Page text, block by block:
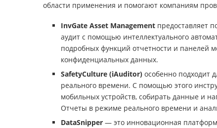
области применения и помогают компаниям
InvGate Asset Management предоставляет
аудит с помощью интеллектуального
подробных функций отчетности и панелей
конфиденциальных данных.
SafetyCulture (iAuditor) особенно подходит
реального времени. С помощью этого
мобильных устройств, собирать данные и
Отчеты в режиме реального времени и
DataSnipper — это инновационная